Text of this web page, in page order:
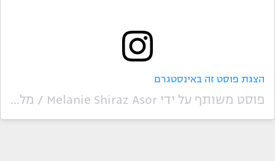
הצגת פוסט זה באינסטגרם
פוסט משותף על ידי ‏‎Melanie Shiraz Asor / מלאני שירז עשור‎‏ (@‏‎melanieshiraz‎‏)